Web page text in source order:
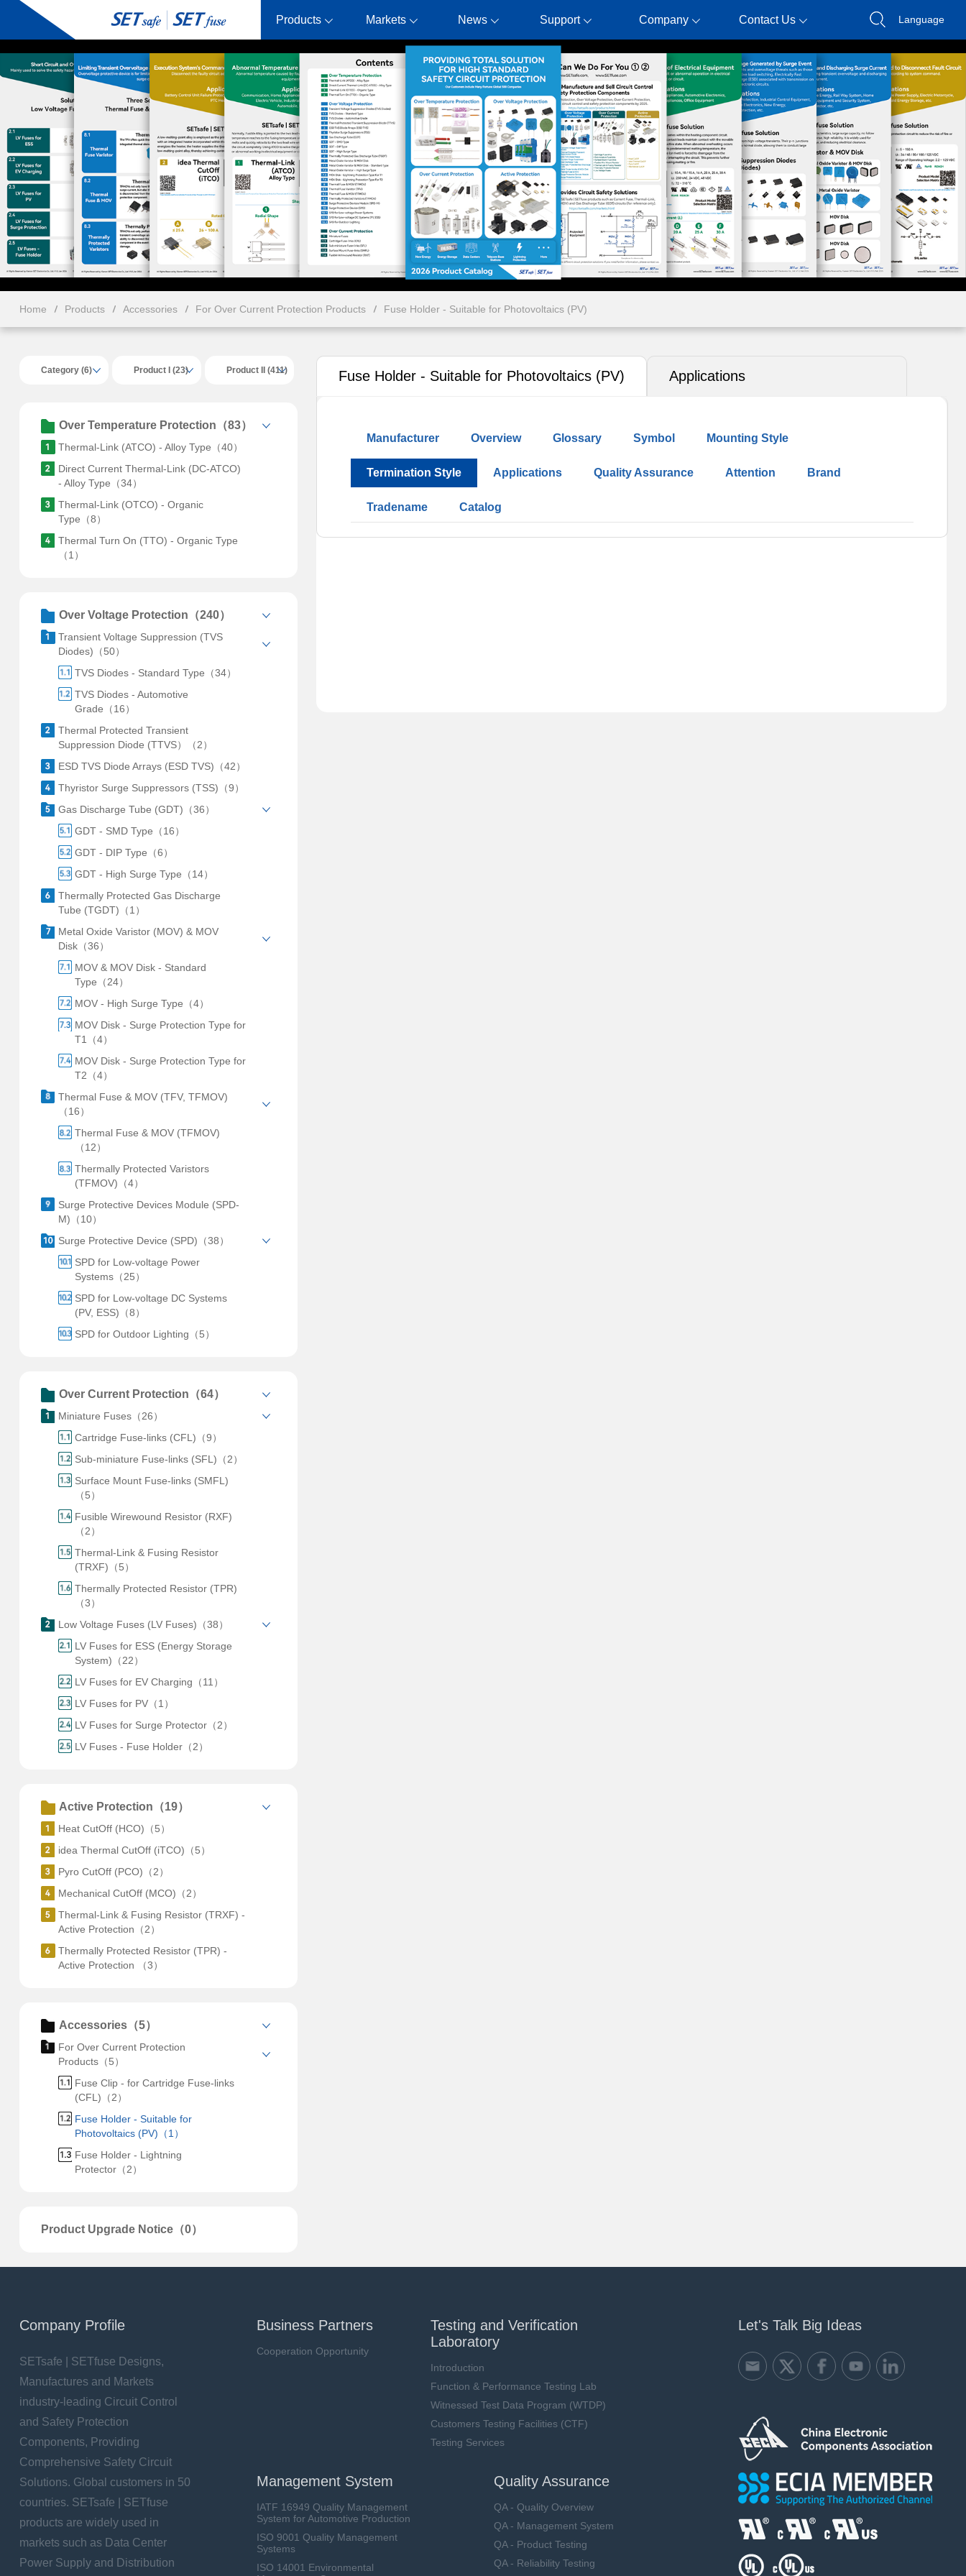
Products Markets News Support Company Contact Us Language
Home Products Accessories For Over Current Protection Products Fuse Holder - Suitable for Photovoltaics (PV)
Category (6) Product I (23) Product II (411)
Over Temperature Protection（83）
Thermal-Link (ATCO) - Alloy Type（40）
Direct Current Thermal-Link (DC-ATCO)
- Alloy Type（34）
Thermal-Link (OTCO) - Organic
Type（8）
Thermal Turn On (TTO) - Organic Type
（1）
Over Voltage Protection（240）
Transient Voltage Suppression (TVS
Diodes)（50）
TVS Diodes - Standard Type（34）
TVS Diodes - Automotive
Grade（16）
Thermal Protected Transient
Suppression Diode (TTVS）（2）
ESD TVS Diode Arrays (ESD TVS)（42）
Thyristor Surge Suppressors (TSS)（9）
Gas Discharge Tube (GDT)（36）
GDT - SMD Type（16）
GDT - DIP Type（6）
GDT - High Surge Type（14）
Thermally Protected Gas Discharge
Tube (TGDT)（1）
Metal Oxide Varistor (MOV) & MOV
Disk（36）
MOV & MOV Disk - Standard
Type（24）
MOV - High Surge Type（4）
MOV Disk - Surge Protection Type for
T1（4）
MOV Disk - Surge Protection Type for
T2（4）
Thermal Fuse & MOV (TFV, TFMOV)
（16）
Thermal Fuse & MOV (TFMOV)
（12）
Thermally Protected Varistors
(TFMOV)（4）
Surge Protective Devices Module (SPD-
M)（10）
Surge Protective Device (SPD)（38）
SPD for Low-voltage Power
Systems（25）
SPD for Low-voltage DC Systems
(PV, ESS)（8）
SPD for Outdoor Lighting（5）
Over Current Protection（64）
Miniature Fuses（26）
Cartridge Fuse-links (CFL)（9）
Sub-miniature Fuse-links (SFL)（2）
Surface Mount Fuse-links (SMFL)
（5）
Fusible Wirewound Resistor (RXF)
（2）
Thermal-Link & Fusing Resistor
(TRXF)（5）
Thermally Protected Resistor (TPR)
（3）
Low Voltage Fuses (LV Fuses)（38）
LV Fuses for ESS (Energy Storage
System)（22）
LV Fuses for EV Charging（11）
LV Fuses for PV（1）
LV Fuses for Surge Protector（2）
LV Fuses - Fuse Holder（2）
Active Protection（19）
Heat CutOff (HCO)（5）
idea Thermal CutOff (iTCO)（5）
Pyro CutOff (PCO)（2）
Mechanical CutOff (MCO)（2）
Thermal-Link & Fusing Resistor (TRXF) -
Active Protection（2）
Thermally Protected Resistor (TPR) -
Active Protection （3）
Accessories（5）
For Over Current Protection
Products（5）
Fuse Clip - for Cartridge Fuse-links
(CFL)（2）
Fuse Holder - Suitable for
Photovoltaics (PV)（1）
Fuse Holder - Lightning
Protector（2）
Product Upgrade Notice（0）
Fuse Holder - Suitable for Photovoltaics (PV) Applications
Manufacturer Overview Glossary Symbol Mounting Style
Termination Style Applications Quality Assurance Attention Brand
Tradename Catalog
Company Profile
SETsafe | SETfuse Designs,
Manufactures and Markets
industry-leading Circuit Control
and Safety Protection
Components, Providing
Comprehensive Safety Circuit
Solutions. Global customers in 50
countries. SETsafe | SETfuse
products are widely used in
markets such as Data Center
Power Supply and Distribution
Business Partners
Cooperation Opportunity
Testing and Verification
Laboratory
Introduction
Function & Performance Testing Lab
Witnessed Test Data Program (WTDP)
Customers Testing Facilities (CTF)
Testing Services
Management System
IATF 16949 Quality Management
System for Automotive Production
ISO 9001 Quality Management
Systems
ISO 14001 Environmental
Quality Assurance
QA - Quality Overview
QA - Management System
QA - Product Testing
QA - Reliability Testing
Let's Talk Big Ideas